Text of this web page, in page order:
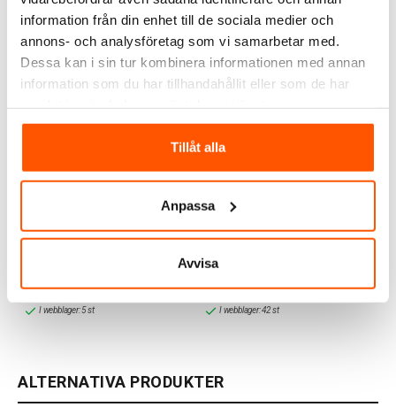
information från din enhet till de sociala medier och
annons- och analysföretag som vi samarbetar med.
Dessa kan i sin tur kombinera informationen med annan
information som du har tillhandahållit eller som de har
Tillåt alla
Anpassa
Avvisa
Namron Zigbee Spisvakt
Namron
2 499,00 kr
I webblager: 5 st
Namron Spisstickpropp
2-pol 25A
Namron
139,00 kr
I webblager: 42 st
ALTERNATIVA PRODUKTER